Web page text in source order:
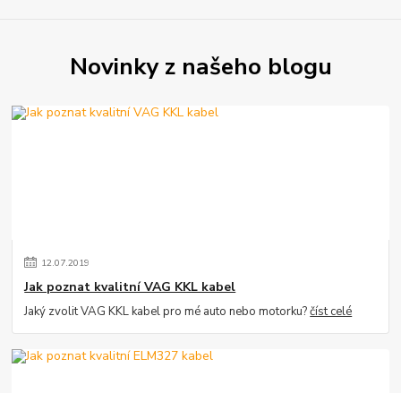
Novinky z našeho blogu
12.07.2019
Jak poznat kvalitní VAG KKL kabel
Jaký zvolit VAG KKL kabel pro mé auto nebo motorku?číst celé